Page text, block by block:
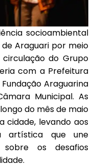
socioambiental
Araguari por meio
circulação do Grupo
com a Prefeitura
Araguarina
Municipal. As
do mês de maio
cidade, levando aos
artística que une
os desafios